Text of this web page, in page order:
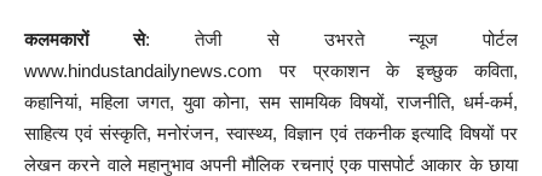
कलमकारों से: तेजी से उभरते न्यूज पोर्टल
www.hindustandailynews.com पर प्रकाशन के इच्छुक कविता,
कहानियां, महिला जगत, युवा कोना, सम सामयिक विषयों, राजनीति, धर्म-कर्म,
साहित्य एवं संस्कृति, मनोरंजन, स्वास्थ्य, विज्ञान एवं तकनीक इत्यादि विषयों पर
लेखन करने वाले महानुभाव अपनी मौलिक रचनाएं एक पासपोर्ट आकार के छाया